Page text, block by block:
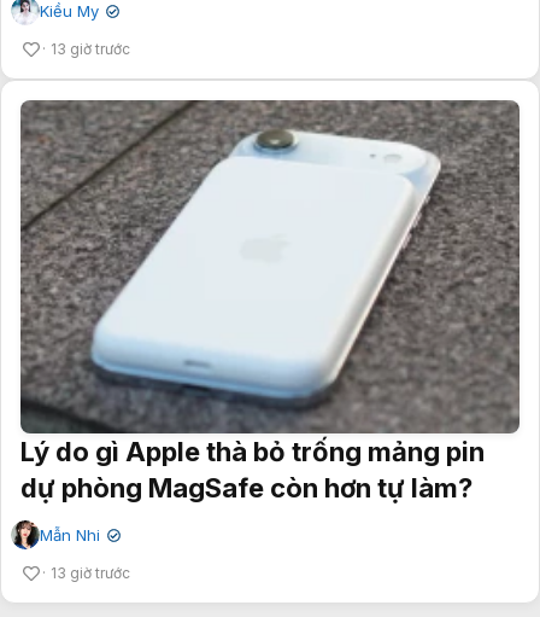
Kiều My ✔
13 giờ trước
Lý do gì Apple thà bỏ trống mảng pin
dự phòng MagSafe còn hơn tự làm?
Mẫn Nhi ✔
13 giờ trước